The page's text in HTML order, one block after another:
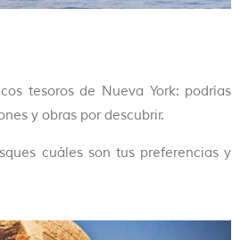
tesoros de Nueva York: podrías
y obras por descubrir.
cuáles son tus preferencias y